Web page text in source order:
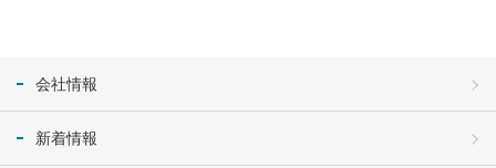
会社情報
新着情報